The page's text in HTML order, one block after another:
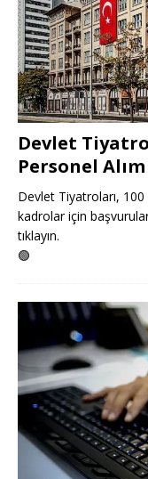
Devlet
Personel
Devlet Tiyatroları, 100
kadrolar için
tıklayın.
🟢